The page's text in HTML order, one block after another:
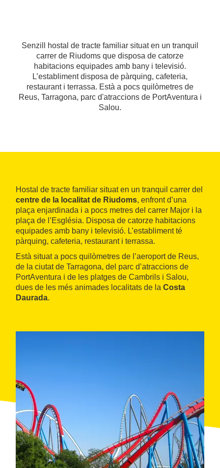
Senzill hostal de tracte familiar situat en un tranquil
carrer de Riudoms que disposa de catorze
habitacions equipades amb bany i televisió.
L’establiment disposa de pàrquing, cafeteria,
restaurant i terrassa. Està a pocs quilòmetres de
Reus, Tarragona, parc d'atraccions de PortAventura i
Salou.
Hostal de tracte familiar situat en un tranquil carrer del
centre de la localitat de Riudoms, enfront d’una
plaça enjardinada i a pocs metres del carrer Major i la
plaça de l’Església. Disposa de catorze habitacions
equipades amb bany i televisió. L’establiment té
pàrquing, cafeteria, restaurant i terrassa.
Està situat a pocs quilòmetres de l’aeroport de Reus,
de la ciutat de Tarragona, del parc d’atraccions de
PortAventura i de les platges de Cambrils i Salou,
dues de les més animades localitats de la Costa
Daurada.